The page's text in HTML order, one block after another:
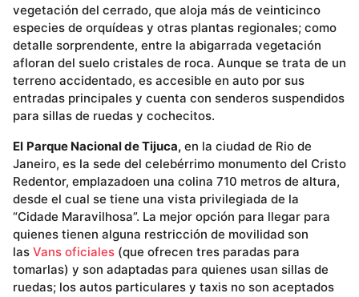
vegetación del cerrado, que aloja más de veinticinco
especies de orquídeas y otras plantas regionales; como
detalle sorprendente, entre la abigarrada vegetación
afloran del suelo cristales de roca. Aunque se trata de un
terreno accidentado, es accesible en auto por sus
entradas principales y cuenta con senderos suspendidos
para sillas de ruedas y cochecitos.
El Parque Nacional de Tijuca, en la ciudad de Rio de
Janeiro, es la sede del celebérrimo monumento del Cristo
Redentor, emplazadoen una colina 710 metros de altura,
desde el cual se tiene una vista privilegiada de la
“Cidade Maravilhosa”. La mejor opción para llegar para
quienes tienen alguna restricción de movilidad son
las Vans oficiales (que ofrecen tres paradas para
tomarlas) y son adaptadas para quienes usan sillas de
ruedas; los autos particulares y taxis no son aceptados